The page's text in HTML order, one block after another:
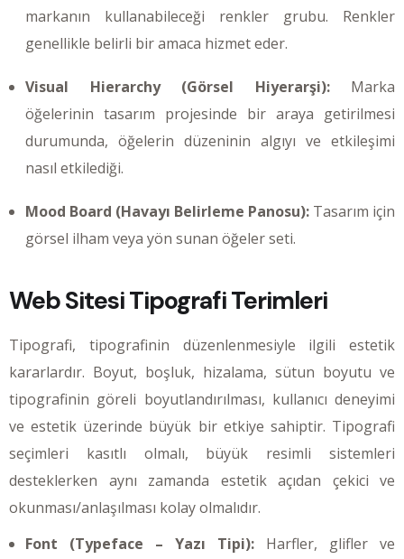
markanın kullanabileceği renkler grubu. Renkler
genellikle belirli bir amaca hizmet eder.
Visual Hierarchy (Görsel Hiyerarşi): Marka
öğelerinin tasarım projesinde bir araya getirilmesi
durumunda, öğelerin düzeninin algıyı ve etkileşimi
nasıl etkilediği.
Mood Board (Havayı Belirleme Panosu): Tasarım için
görsel ilham veya yön sunan öğeler seti.
Web Sitesi Tipografi Terimleri
Tipografi, tipografinin düzenlenmesiyle ilgili estetik
kararlardır. Boyut, boşluk, hizalama, sütun boyutu ve
tipografinin göreli boyutlandırılması, kullanıcı deneyimi
ve estetik üzerinde büyük bir etkiye sahiptir. Tipografi
seçimleri kasıtlı olmalı, büyük resimli sistemleri
desteklerken aynı zamanda estetik açıdan çekici ve
okunması/anlaşılması kolay olmalıdır.
Font (Typeface – Yazı Tipi): Harfler, glifler ve